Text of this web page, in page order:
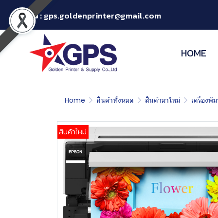
:gps.goldenprinter@gmail.com
HOME
Home สินค้าทั้งหมด สินค้ามาใหม่ เครื่องพิ
สินค้าใหม่